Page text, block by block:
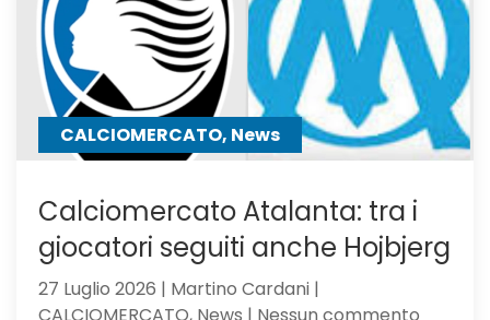
B
CALCIOMERCATO, News
Calciomercato Atalanta: tra i
giocatori seguiti anche Hojbjerg
27 Luglio 2026 | Martino Cardani |